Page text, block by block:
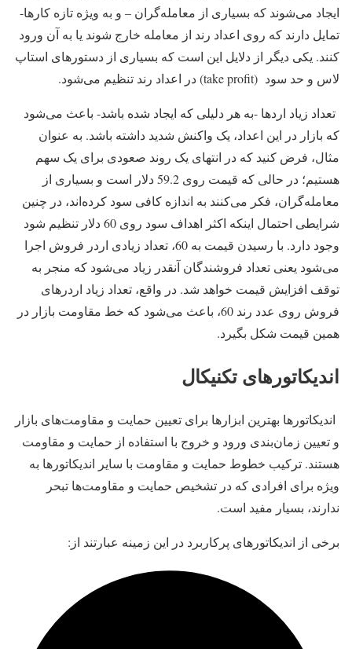
ایجاد می‌شوند که بسیاری از ‌معامله‌گران – و به ویژه تازه کارها-
تمایل دارند که روی اعداد رند از معامله خارج شوند یا به آن ورود
کنند. یکی دیگر از دلایل این است که بسیاری از دستورهای استاپ
لاس و حد سود (take profit) در اعداد رند تنظیم می‌شود.
تعداد زیاد اردها -به هر دلیلی که ایجاد شده باشد- باعث می‌شود
که بازار در این اعداد، یک واکنش شدید داشته باشد. به عنوان
مثال، فرض کنید که در انتهای یک روند صعودی برای یک سهم
هستیم؛ در حالی که قیمت روی 59.2 دلار است و بسیاری از
‌معامله‌گران، فکر می‌کنند به ‌‌اندازه کافی سود کرده‌‌اند، در چنین
شرایطی احتمال اینکه اکثر اهداف سود روی 60 دلار تنظیم شود
وجود دارد. با رسیدن قیمت به 60، تعداد زیادی اردر فروش اجرا
می‌شود یعنی تعداد فروشندگان آنقدر زیاد می‌شود که منجر به
توقف افزایش قیمت خواهد شد. در واقع، تعداد زیاد اردرهای
فروش روی عدد رند 60، باعث می‌شود که خط مقاومت بازار در
همین قیمت شکل بگیرد.
اندیکاتورهای تکنیکال
اندیکاتورها بهترین ابزارها برای تعیین حمایت و مقاومت‌های بازار
و تعیین زمان‌بندی ورود و خروج با استفاده از حمایت و مقاومت
هستند. ترکیب خطوط حمایت و مقاومت با سایر‌‌ اندیکاتورها به
ویژه برای افرادی که در تشخیص حمایت و مقاومت‌ها تبحر
ندارند، بسیار مفید است.
برخی از ‌‌اندیکاتورهای پرکاربرد در این زمینه عبارتند از: